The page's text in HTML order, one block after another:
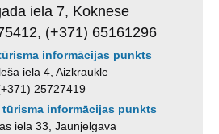
iela 7, Koknese
(+371) 65161296
informācijas punkts
iela 4, Aizkraukle
25727419
informācijas punkts
iela 33, Jaunjelgava